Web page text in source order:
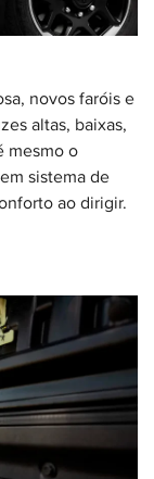
novos faróis e
altas, baixas,
mesmo o
sistema de
ao dirigir.